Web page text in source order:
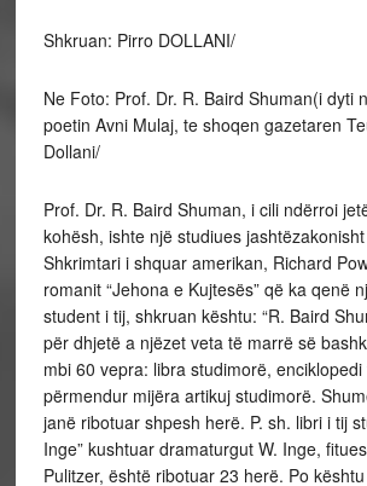
Shkruan: Pirro DOLLANI/
Ne Foto: Prof. Dr. R. Baird Shuman(i dyti
poetin Avni Mulaj, te shoqen gazetaren
Dollani/
Prof. Dr. R. Baird Shuman, i cili ndërroi
kohësh, ishte një studiues
Shkrimtari i shquar amerikan, Richard
romanit “Jehona e Kujtesës” që ka qenë
student i tij, shkruan kështu: “R. Baird
për dhjetë a njëzet veta të marrë së
mbi 60 vepra: libra studimorë,
përmendur mijëra artikuj studimorë.
janë ribotuar shpesh herë. P. sh. libri i tij
Inge” kushtuar dramaturgut W. Inge,
Pulitzer, është ribotuar 23 herë. Po